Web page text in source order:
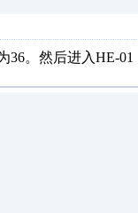
36。然后进入HE-